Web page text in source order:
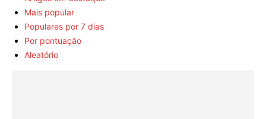
Mais popular
Populares por 7 dias
Por pontuação
Aleatório